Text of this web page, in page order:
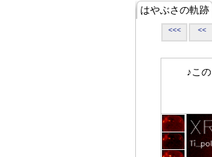
はやぶさの軌跡
<<< <<
♪この